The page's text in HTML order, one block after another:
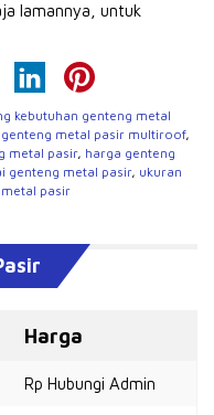
lamannya, untuk
kebutuhan genteng metal
genteng metal pasir multiroof,
metal pasir, harga genteng
genteng metal pasir, ukuran
pasir
Harga
Rp Hubungi Admin